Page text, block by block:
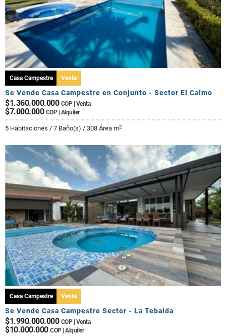
Casa Campestre Venta
Se Vende Casa Campestre en Conjunto - Sector El Caimo
$1.360.000.000 COP | Venta
$7.000.000 COP | Alquiler
5 Habitaciones / 7 Baño(s) / 308 Área m2
Casa Campestre Venta
Se Vende Casa Campestre Sector - La Tebaida
$1.990.000.000 COP | Venta
$10.000.000 COP | Alquiler